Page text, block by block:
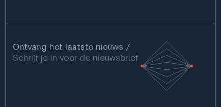
Ontvang het laatste nieuws
Schrijf je in voor de nieuwsbrief